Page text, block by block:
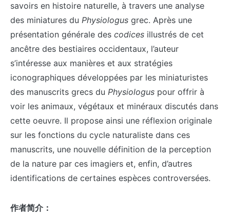
savoirs en histoire naturelle, à travers une analyse
des miniatures du Physiologus grec. Après une
présentation générale des codices illustrés de cet
ancêtre des bestiaires occidentaux, l’auteur
s’intéresse aux manières et aux stratégies
iconographiques développées par les miniaturistes
des manuscrits grecs du Physiologus pour offrir à
voir les animaux, végétaux et minéraux discutés dans
cette oeuvre. Il propose ainsi une réflexion originale
sur les fonctions du cycle naturaliste dans ces
manuscrits, une nouvelle définition de la perception
de la nature par ces imagiers et, enfin, d’autres
identifications de certaines espèces controversées.
作者简介：